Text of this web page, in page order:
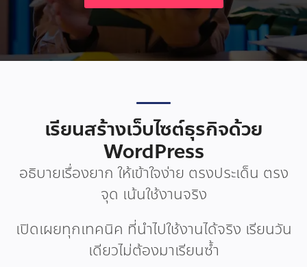
เรียนสร้างเว็บไซต์ธุรกิจด้วย
WordPress
อธิบายเรื่องยาก ให้เข้าใจง่าย ตรงประเด็น ตรง
จุด เน้นใช้งานจริง
เปิดเผยทุกเทคนิค ที่นำไปใช้งานได้จริง เรียนวัน
เดียวไม่ต้องมาเรียนซ้ำ